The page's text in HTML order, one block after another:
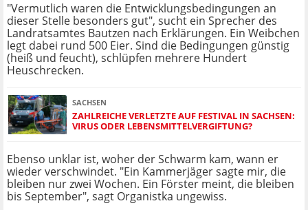
"Vermutlich waren die Entwicklungsbedingungen an
dieser Stelle besonders gut", sucht ein Sprecher des
Landratsamtes Bautzen nach Erklärungen. Ein Weibchen
legt dabei rund 500 Eier. Sind die Bedingungen günstig
(heiß und feucht), schlüpfen mehrere Hundert
Heuschrecken.
SACHSEN
ZAHLREICHE VERLETZTE AUF FESTIVAL IN SACHSEN:
VIRUS ODER LEBENSMITTELVERGIFTUNG?
Ebenso unklar ist, woher der Schwarm kam, wann er
wieder verschwindet. "Ein Kammerjäger sagte mir, die
bleiben nur zwei Wochen. Ein Förster meint, die bleiben
bis September", sagt Organistka ungewiss.